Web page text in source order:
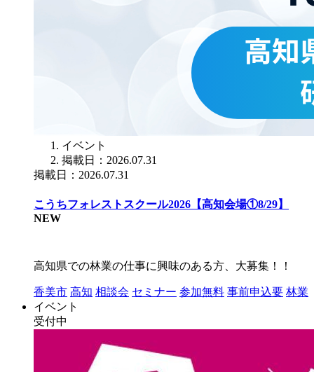
イベント
掲載日：2026.07.31
掲載日：2026.07.31
こうちフォレストスクール2026【高知会場①8/29】
NEW
高知県での林業の仕事に興味のある方、大募集！！
香美市 高知 相談会 セミナー 参加無料 事前申込要 林業
イベント
受付中